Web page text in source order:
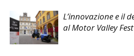
L’innovazione e il
al Motor Valley